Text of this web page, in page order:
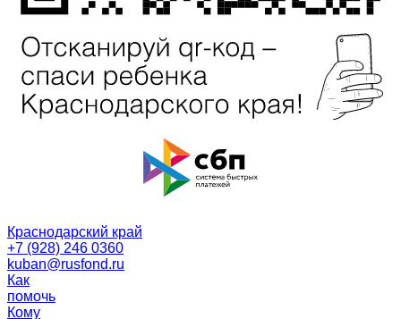
Краснодарский край
+7 (928) 246 0360
kuban@rusfond.ru
Как
помочь
Кому